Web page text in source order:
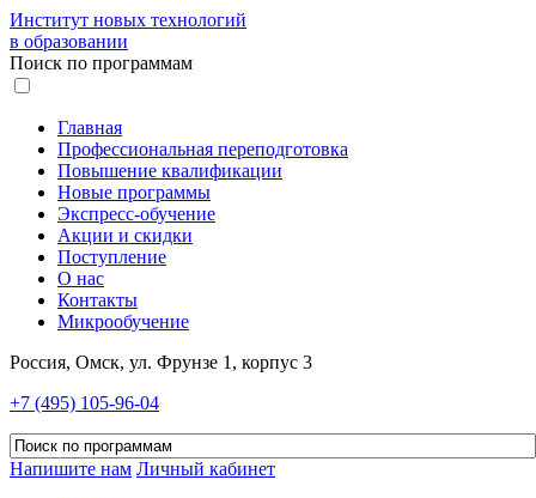
Институт новых технологий
в образовании
Поиск по программам
Главная
Профессиональная переподготовка
Повышение квалификации
Новые программы
Экспресс-обучение
Акции и скидки
Поступление
О нас
Контакты
Микрообучение
Россия, Омск, ул. Фрунзе 1, корпус 3
+7 (495) 105-96-04
Напишите нам Личный кабинет